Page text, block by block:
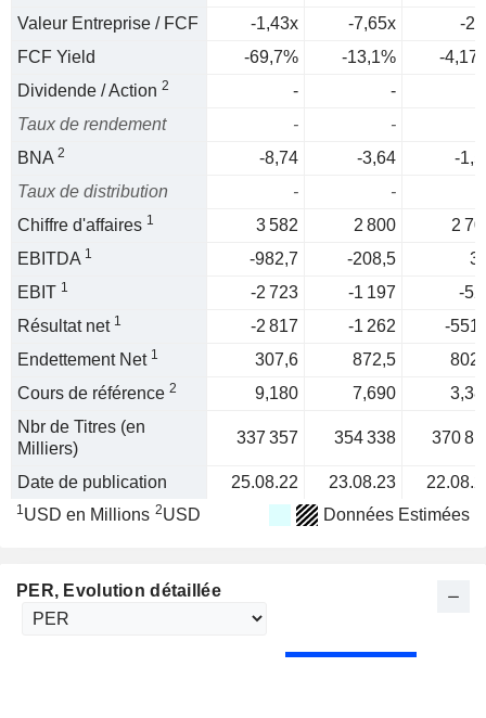
Valeur Entreprise / FCF -1,43x -7,65x
-
FCF Yield
-69,7% -13,1%
-
Dividende / Action 2 -
-
Taux de rendement
-
-
BNA 2 -8,74 -3,64
-
Taux de distribution
-
-
Chiffre d'affaires 1 3 582 2 800
2
EBITDA 1 -982,7 -208,5
EBIT 1 -2 723 -1 197
-
Résultat net 1 -2 817 -1 262
-
Endettement Net 1 307,6 872,5
Cours de référence 2 9,180 7,690
Nbr de Titres (en
Milliers)
337 357 354 338 370
Date de publication 25.08.22 23.08.23
1USD en Millions 2USD Données Estimées
PER, Evolution détaillée